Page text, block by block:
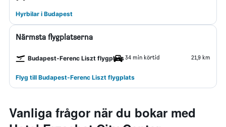
Hyrbilar i Budapest
Närmsta flygplatserna
Budapest-Ferenc Liszt flygplats34 min körtid 21,9 km
Flyg till Budapest-Ferenc Liszt flygplats
Vanliga frågor när du bokar med